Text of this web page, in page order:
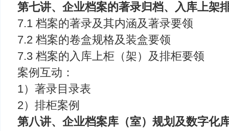
第七讲、企业档案的著录归档、入库上架
7.1 档案的著录及其内涵及著录要领
7.2 档案的卷盒规格及装盒要领
7.3 档案的入库上柜（架）及排柜要领
案例互动：
1）著录目录表
2）排柜案例
第八讲、企业档案库（室）规划及数字化